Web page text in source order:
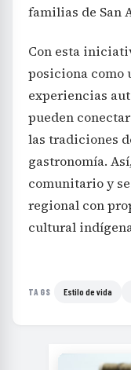
familias de San
Con esta
posiciona como
experiencias
pueden
las tradiciones
gastronomía.
comunitario y
regional con
cultural
TAGS Estilo de vida